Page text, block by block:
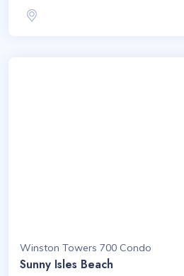
Winston Towers 700 Condo
Sunny Isles Beach